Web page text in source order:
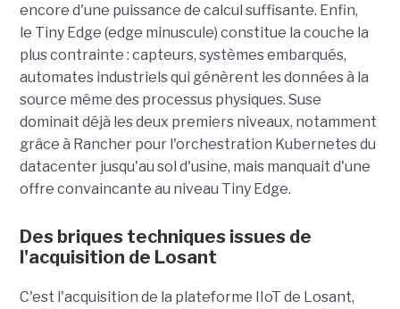
encore d'une puissance de calcul suffisante. Enfin,
le Tiny Edge (edge minuscule) constitue la couche la
plus contrainte : capteurs, systèmes embarqués,
automates industriels qui génèrent les données à la
source même des processus physiques. Suse
dominait déjà les deux premiers niveaux, notamment
grâce à Rancher pour l'orchestration Kubernetes du
datacenter jusqu'au sol d'usine, mais manquait d'une
offre convaincante au niveau Tiny Edge.
Des briques techniques issues de
l'acquisition de Losant
C'est l'acquisition de la plateforme IIoT de Losant,